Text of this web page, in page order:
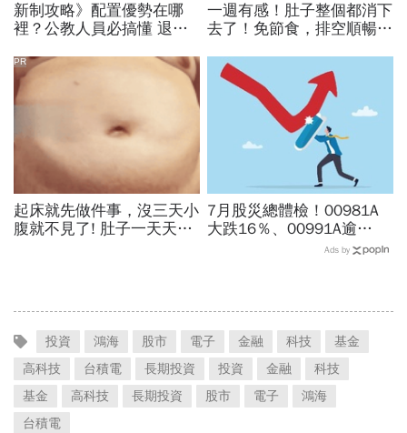
新制攻略》配置優勢在哪
裡？公教人員必搞懂 退撫
門道
一週有感！肚子整個都消下
去了！免節食，排空順暢就
起床就先做件事，沒三天小
腹就不見了! 肚子一天天變
PR
7月股災總體檢！00981A
大跌16％、00991A逾
20％...主動ETF還能抱？林
Ads by
投資 鴻海 股市 電子 金融 科技
基金
高科技
台積電 長期投資 投資 金融
科技
基金
高科技 長期投資 股市 電子
鴻海
台積電